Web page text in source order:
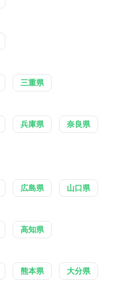
三重県
兵庫県 奈良県
広島県 山口県
高知県
熊本県 大分県